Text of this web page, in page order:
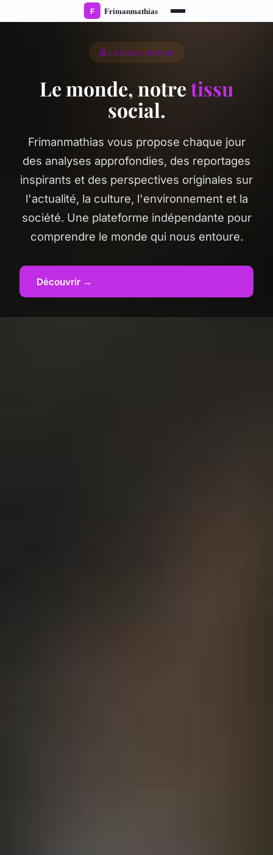
📰 Le média citoyen
Le monde, notretissu
social.
Frimanmathias vous propose chaque jour
des analyses approfondies, des reportages
inspirants et des perspectives originales sur
l'actualité, la culture, l'environnement et la
société. Une plateforme indépendante pour
comprendre le monde qui nous entoure.
Découvrir →